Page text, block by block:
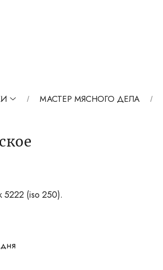
МАСТЕР МЯСНОГО ДЕЛА
5222 (iso 250).